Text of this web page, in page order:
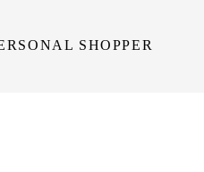
SHOPPER